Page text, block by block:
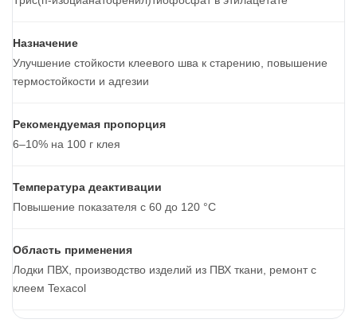
Назначение
Улучшение стойкости клеевого шва к старению, повышение
термостойкости и адгезии
Рекомендуемая пропорция
6–10% на 100 г клея
Температура деактивации
Повышение показателя с 60 до 120 °C
Область применения
Лодки ПВХ, производство изделий из ПВХ ткани, ремонт с
клеем Texacol